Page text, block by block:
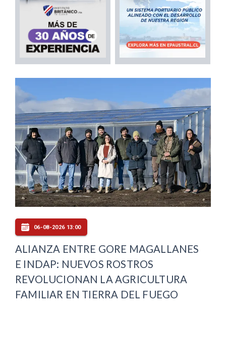
06-08-2026 13:00
ALIANZA ENTRE GORE MAGALLANES
E INDAP: NUEVOS ROSTROS
REVOLUCIONAN LA AGRICULTURA
FAMILIAR EN TIERRA DEL FUEGO